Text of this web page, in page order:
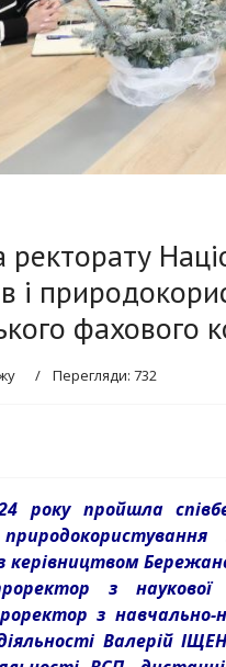
ректорату
і
фахового
Перегляди: 732
року пройшла
з
з навчально-
Валерій